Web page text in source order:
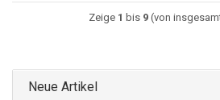
Zeige 1 bis 9 (von
Neue Artikel